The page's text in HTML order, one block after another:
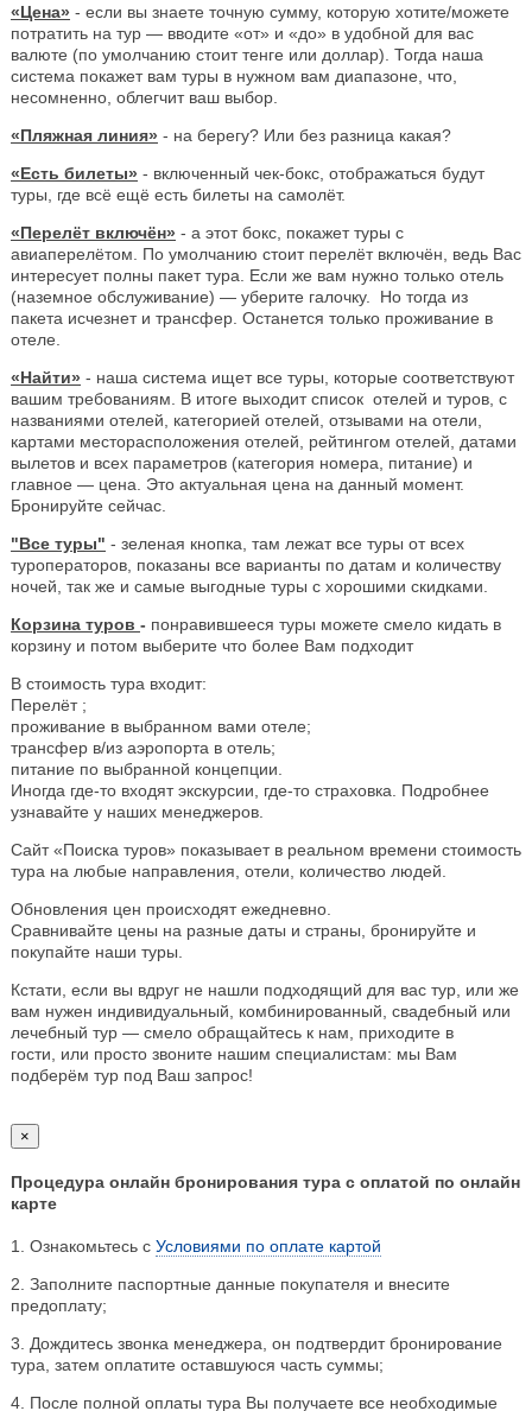
«Цена» - если вы знаете точную сумму, которую хотите/можете
потратить на тур — вводите «от» и «до» в удобной для вас
валюте (по умолчанию стоит тенге или доллар). Тогда наша
система покажет вам туры в нужном вам диапазоне, что,
несомненно, облегчит ваш выбор.
«Пляжная линия» - на берегу? Или без разница какая?
«Есть билеты» - включенный чек-бокс, отображаться будут
туры, где всё ещё есть билеты на самолёт.
«Перелёт включён» - а этот бокс, покажет туры с
авиаперелётом. По умолчанию стоит перелёт включён, ведь Вас
интересует полны пакет тура. Если же вам нужно только отель
(наземное обслуживание) — уберите галочку. Но тогда из
пакета исчезнет и трансфер. Останется только проживание в
отеле.
«Найти» - наша система ищет все туры, которые соответствуют
вашим требованиям. В итоге выходит список отелей и туров, с
названиями отелей, категорией отелей, отзывами на отели,
картами месторасположения отелей, рейтингом отелей, датами
вылетов и всех параметров (категория номера, питание) и
главное — цена. Это актуальная цена на данный момент.
Бронируйте сейчас.
"Все туры" - зеленая кнопка, там лежат все туры от всех
туроператоров, показаны все варианты по датам и количеству
ночей, так же и самые выгодные туры с хорошими скидками.
Корзина туров - понравившееся туры можете смело кидать в
корзину и потом выберите что более Вам подходит
В стоимость тура входит:
Перелёт ;
проживание в выбранном вами отеле;
трансфер в/из аэропорта в отель;
питание по выбранной концепции.
Иногда где-то входят экскурсии, где-то страховка. Подробнее
узнавайте у наших менеджеров.
Сайт «Поиска туров» показывает в реальном времени стоимость
тура на любые направления, отели, количество людей.
Обновления цен происходят ежедневно.
Сравнивайте цены на разные даты и страны, бронируйте и
покупайте наши туры.
Кстати, если вы вдруг не нашли подходящий для вас тур, или же
вам нужен индивидуальный, комбинированный, свадебный или
лечебный тур — смело обращайтесь к нам, приходите в
гости, или просто звоните нашим специалистам: мы Вам
подберём тур под Ваш запрос!
×
Процедура онлайн бронирования тура с оплатой по онлайн
карте
1. Ознакомьтесь с Условиями по оплате картой
2. Заполните паспортные данные покупателя и внесите
предоплату;
3. Дождитесь звонка менеджера, он подтвердит бронирование
тура, затем оплатите оставшуюся часть суммы;
4. После полной оплаты тура Вы получаете все необходимые